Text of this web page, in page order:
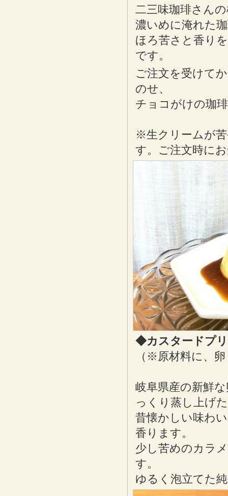
二三味珈琲さん
濃いめに淹れた
ほろ苦さと香り
です。
ご注文を受けて
のせ、
チョコがけの珈
※生クリームが
す。ご注文時に
◆カスタード
（※原材料に、
岐阜県産の新鮮
っくり蒸し上げ
昔懐かしい味わ
香ります。
少し苦めのカラ
す。
ゆるく泡立てた